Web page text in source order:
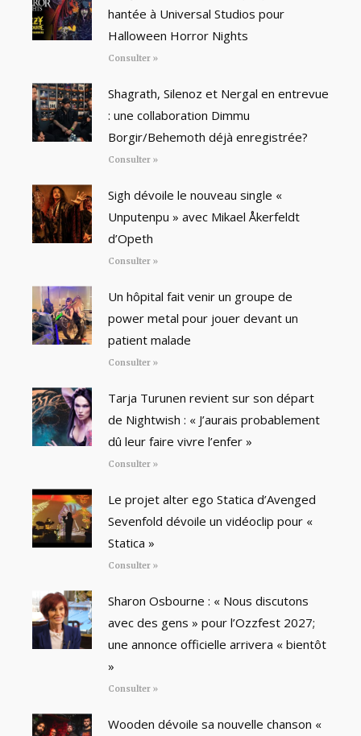
hantée à Universal Studios pour
Halloween Horror Nights
Consulter »
Shagrath, Silenoz et Nergal en entrevue
: une collaboration Dimmu
Borgir/Behemoth déjà enregistrée?
Consulter »
Sigh dévoile le nouveau single «
Unputenpu » avec Mikael Åkerfeldt
d’Opeth
Consulter »
Un hôpital fait venir un groupe de
power metal pour jouer devant un
patient malade
Consulter »
Tarja Turunen revient sur son départ
de Nightwish : « J’aurais probablement
dû leur faire vivre l’enfer »
Consulter »
Le projet alter ego Statica d’Avenged
Sevenfold dévoile un vidéoclip pour «
Statica »
Consulter »
Sharon Osbourne : « Nous discutons
avec des gens » pour l’Ozzfest 2027;
une annonce officielle arrivera « bientôt
»
Consulter »
Wooden dévoile sa nouvelle chanson «